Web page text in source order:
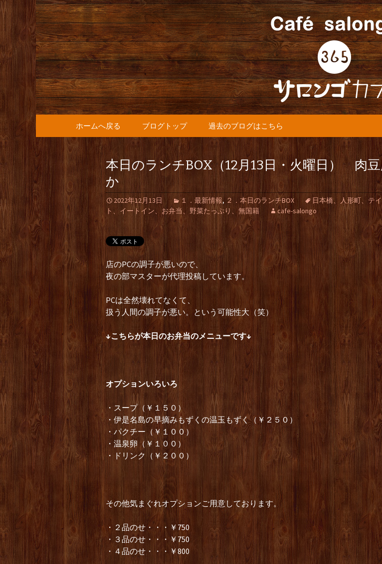
人形町の『365(サロ
知らせ
人形町の音楽カフェ『365カフェ』より最新情報をお届
コンテンツへ移動
ホームへ戻る ブログトップ 過去のブログはこちら
本日のランチBOX（12月13日・火曜日） 肉
か
2022年12月13日 １．最新情報, ２．本日のランチBOX
日本橋、人形町、テ
ト、イートイン、お弁当、野菜たっぷり、無国籍
cafe-salongo
店のPCの調子が悪いので、
夜の部マスターが代理投稿しています。
PCは全然壊れてなくて、
扱う人間の調子が悪い。という可能性大（笑）
↓こちらが本日のお弁当のメニューです↓
オプションいろいろ
・スープ（￥１５０）
・伊是名島の早摘みもずくの温玉もずく（￥２５０）
・パクチー（￥１００）
・温泉卵（￥１００）
・ドリンク（￥２００）
その他気まぐれオプションご用意しております。
・２品のせ・・・￥750
・３品のせ・・・￥750
・４品のせ・・・￥800